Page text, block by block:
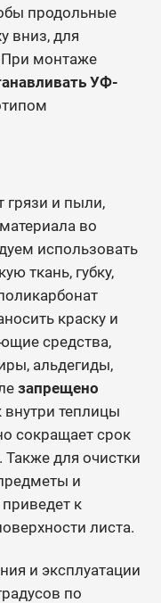
продольные
вниз, для
При монтаже
УФ-
грязи и пыли,
во
использовать
ткань, губку,
краску и
средства,
альдегиды,
запрещено
теплицы
сокращает срок
Также для очистки
и
к
листа.
и эксплуатации
по